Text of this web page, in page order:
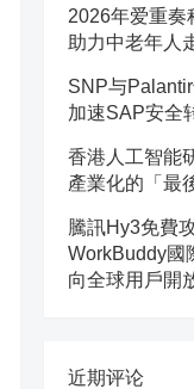
2026年爱重奏
助力中老年人
SNP与
加速SAP安全
香港人工智能
產業化的「最
騰訊Hy3免費
WorkBuddy國
向全球用戶開
近期评论